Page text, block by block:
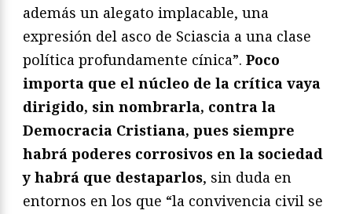
además un alegato implacable, una
expresión del asco de Sciascia a una clase
política profundamente cínica”. Poco
importa que el núcleo de la crítica vaya
dirigido, sin nombrarla, contra la
Democracia Cristiana, pues siempre
habrá poderes corrosivos en la sociedad
y habrá que destaparlos, sin duda en
entornos en los que “la convivencia civil se